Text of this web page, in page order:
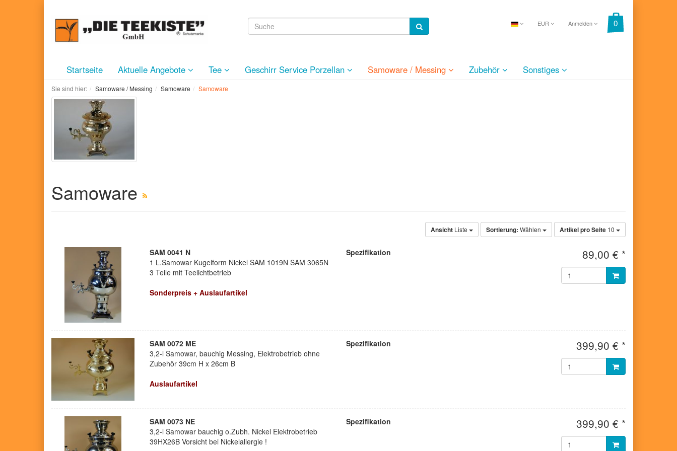
EUR Anmelden
Startseite Aktuelle Angebote Tee Geschirr Service Porzellan Samoware / Messing Zubehör Sonstiges
Sie sind hier: Samoware / Messing Samoware Samoware
Samoware
Ansicht Liste Sortierung: Wählen Artikel pro Seite 10
SAM 0041 N
1 L.Samowar Kugelform Nickel SAM 1019N SAM 3065N
3 Teile mit Teelichtbetrieb
Sonderpreis + Auslaufartikel
Spezifikation 89,00 € *
SAM 0072 ME
3,2-l Samowar, bauchig Messing, Elektrobetrieb ohne
Zubehör 39cm H x 26cm B
Auslaufartikel
Spezifikation 399,90 € *
SAM 0073 NE
3,2-l Samowar bauchig o.Zubh. Nickel Elektrobetrieb
39HX26B Vorsicht bei Nickelallergie !
Spezifikation 399,90 € *